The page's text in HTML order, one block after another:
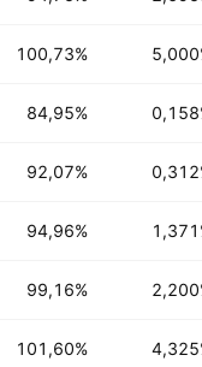
100,73%
84,95%
92,07%
94,96%
99,16%
101,60%